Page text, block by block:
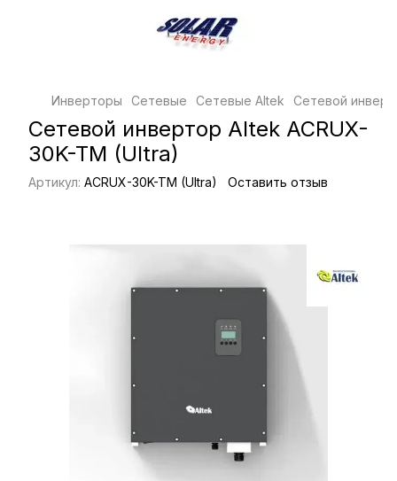
Инверторы Сетевые Сетевые Altek Сетевой
Сетевой инвертор Altek ACRUX-
30K-TM (Ultra)
Артикул: ACRUX-30K-TM (Ultra) Оставить отзыв